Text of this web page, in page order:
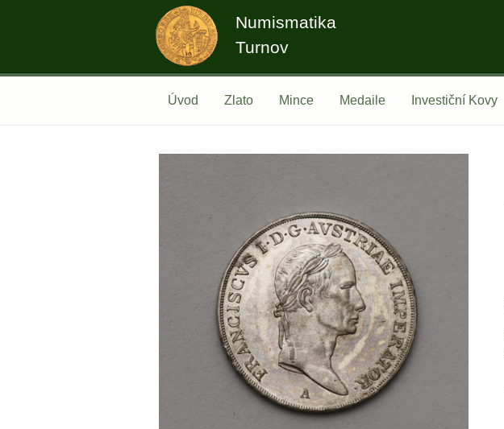
Numismatika
Turnov
Úvod Zlato Mince Medaile Investiční Kovy